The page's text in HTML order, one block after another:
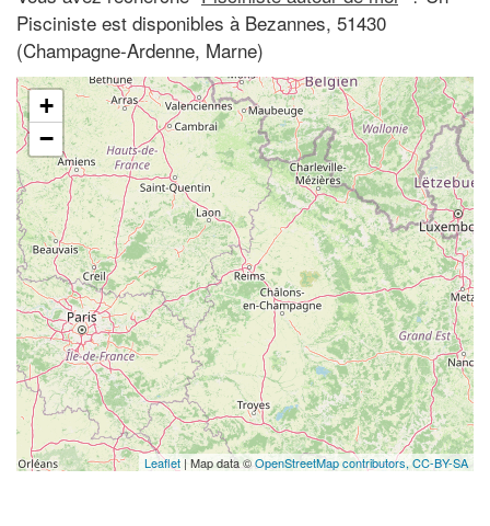
Pisciniste est disponibles à Bezannes, 51430
(Champagne-Ardenne, Marne)
+
−
Leaflet | Map data ©OpenStreetMap contributors, CC-BY-SA